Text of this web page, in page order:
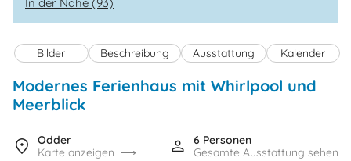
Bilder Beschreibung Ausstattung Kalender
Modernes Ferienhaus mit Whirlpool und
Meerblick
Odder
Karte anzeigen
6 Personen
Gesamte Ausstattung sehen